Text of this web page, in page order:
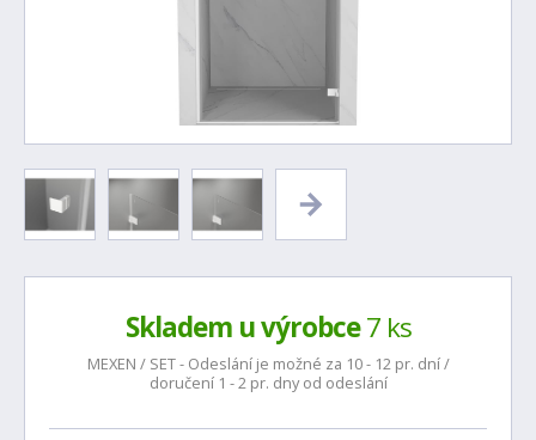
Skladem u výrobce7 ks
MEXEN / SET - Odeslání je možné za 10 - 12 pr. dní /
doručení 1 - 2 pr. dny od odeslání